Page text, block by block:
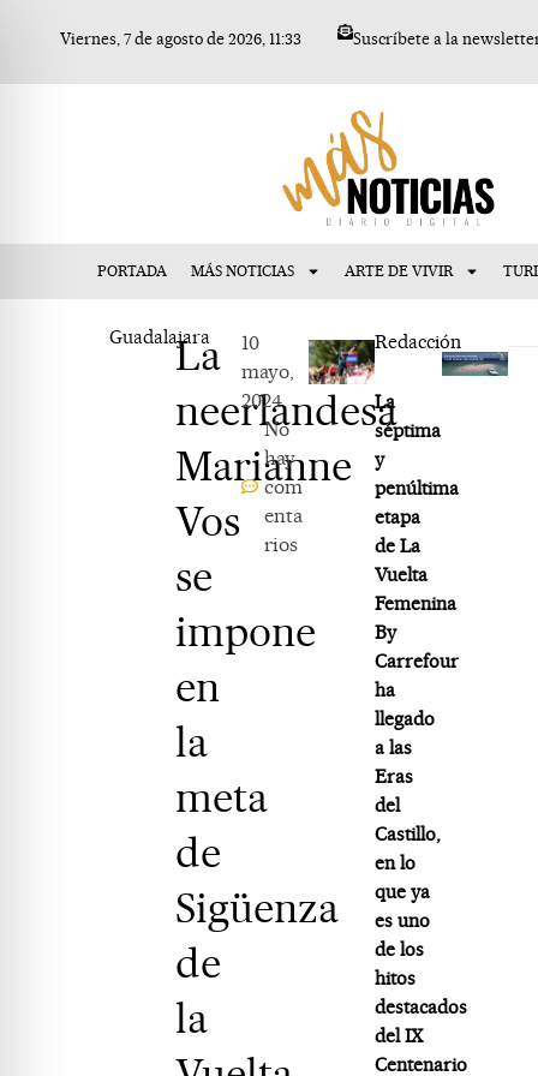
Viernes, 7 de agosto de 2026, 11:33 Suscríbete a la
PORTADA MÁS NOTICIAS ARTE DE VIVIR
Guadalajara
La
neerlandesa
Marianne
Vos
se
impone
en
la
meta
de
Sigüenza
de
la
10
mayo,
2024
No
hay
com
enta
rios
Redacción
La
séptima
y
penúltima
etapa
de La
Vuelta
Femenina
By
Carrefour
ha
llegado
a las
Eras
del
Castillo,
en lo
que ya
es uno
de los
hitos
destacados
del IX
Centenario